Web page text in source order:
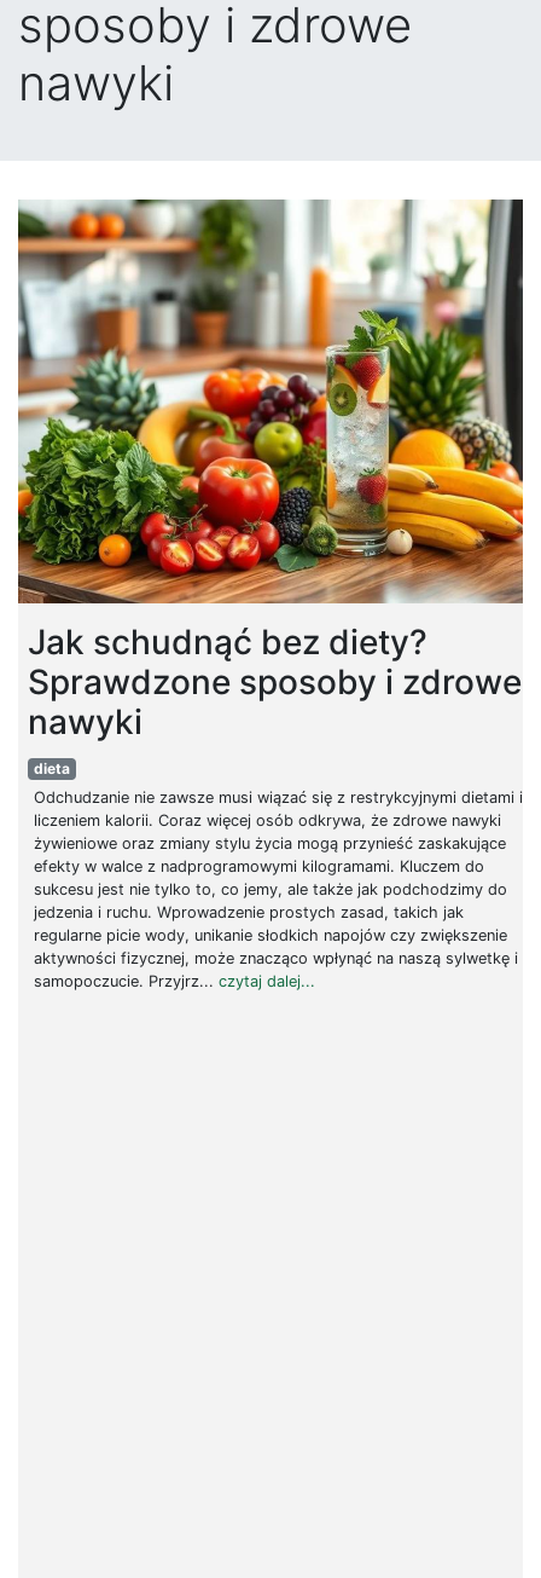
sposoby i zdrowe
nawyki
Jak schudnąć bez diety?
Sprawdzone sposoby i zdrowe
nawyki
dieta
Odchudzanie nie zawsze musi wiązać się z restrykcyjnymi dietami i
liczeniem kalorii. Coraz więcej osób odkrywa, że zdrowe nawyki
żywieniowe oraz zmiany stylu życia mogą przynieść zaskakujące
efekty w walce z nadprogramowymi kilogramami. Kluczem do
sukcesu jest nie tylko to, co jemy, ale także jak podchodzimy do
jedzenia i ruchu. Wprowadzenie prostych zasad, takich jak
regularne picie wody, unikanie słodkich napojów czy zwiększenie
aktywności fizycznej, może znacząco wpłynąć na naszą sylwetkę i
samopoczucie. Przyjrz... czytaj dalej...